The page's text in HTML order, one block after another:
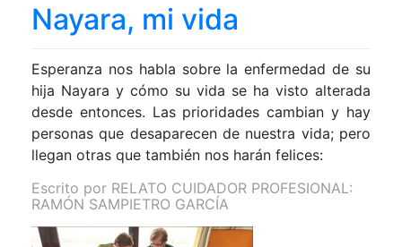
Nayara, mi vida
Esperanza nos habla sobre la enfermedad de su
hija Nayara y cómo su vida se ha visto alterada
desde entonces. Las prioridades cambian y hay
personas que desaparecen de nuestra vida; pero
llegan otras que también nos harán felices:
Escrito por RELATO CUIDADOR PROFESIONAL:
RAMÓN SAMPIETRO GARCÍA